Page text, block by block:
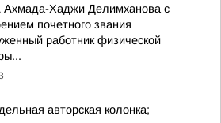
Хаджи Делимханова с
почетного звания
работник физической
авторская колонка;